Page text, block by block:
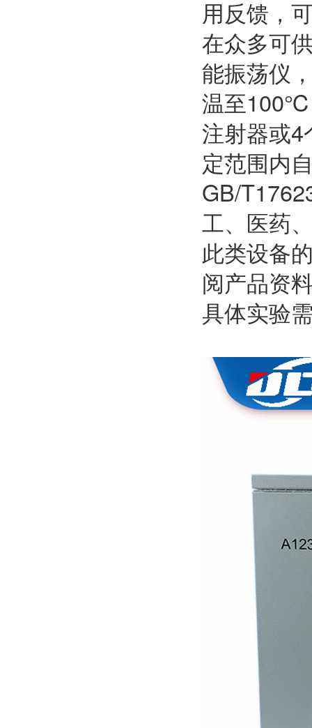
用反馈，
在众多可
能振荡仪
温至100℃
注射器或
定范围内
GB/
工、医药
此类设备
阅产品资
具体实验